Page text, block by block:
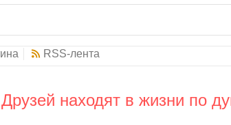
RSS-лента
находят в жизни по